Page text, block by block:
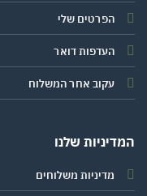
הפרטים שלי
העדפות דואר
עקוב אחר המשלוח
שלנו
מדיניות משלוחים